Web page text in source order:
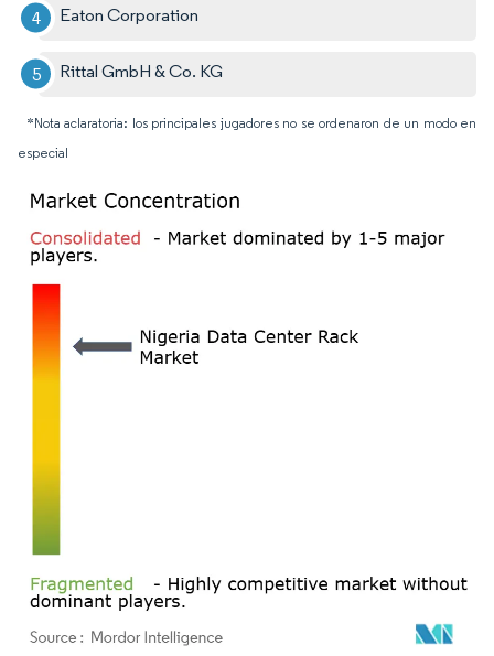
Eaton Corporation
Rittal GmbH & Co. KG
*Nota aclaratoria: los principales jugadores no se ordenaron de un modo en
especial